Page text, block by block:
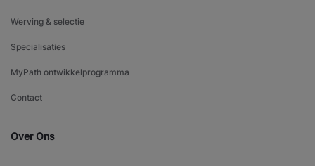
Werving & selectie
Specialisaties
MyPath ontwikkelprogramma
Contact
Over Ons